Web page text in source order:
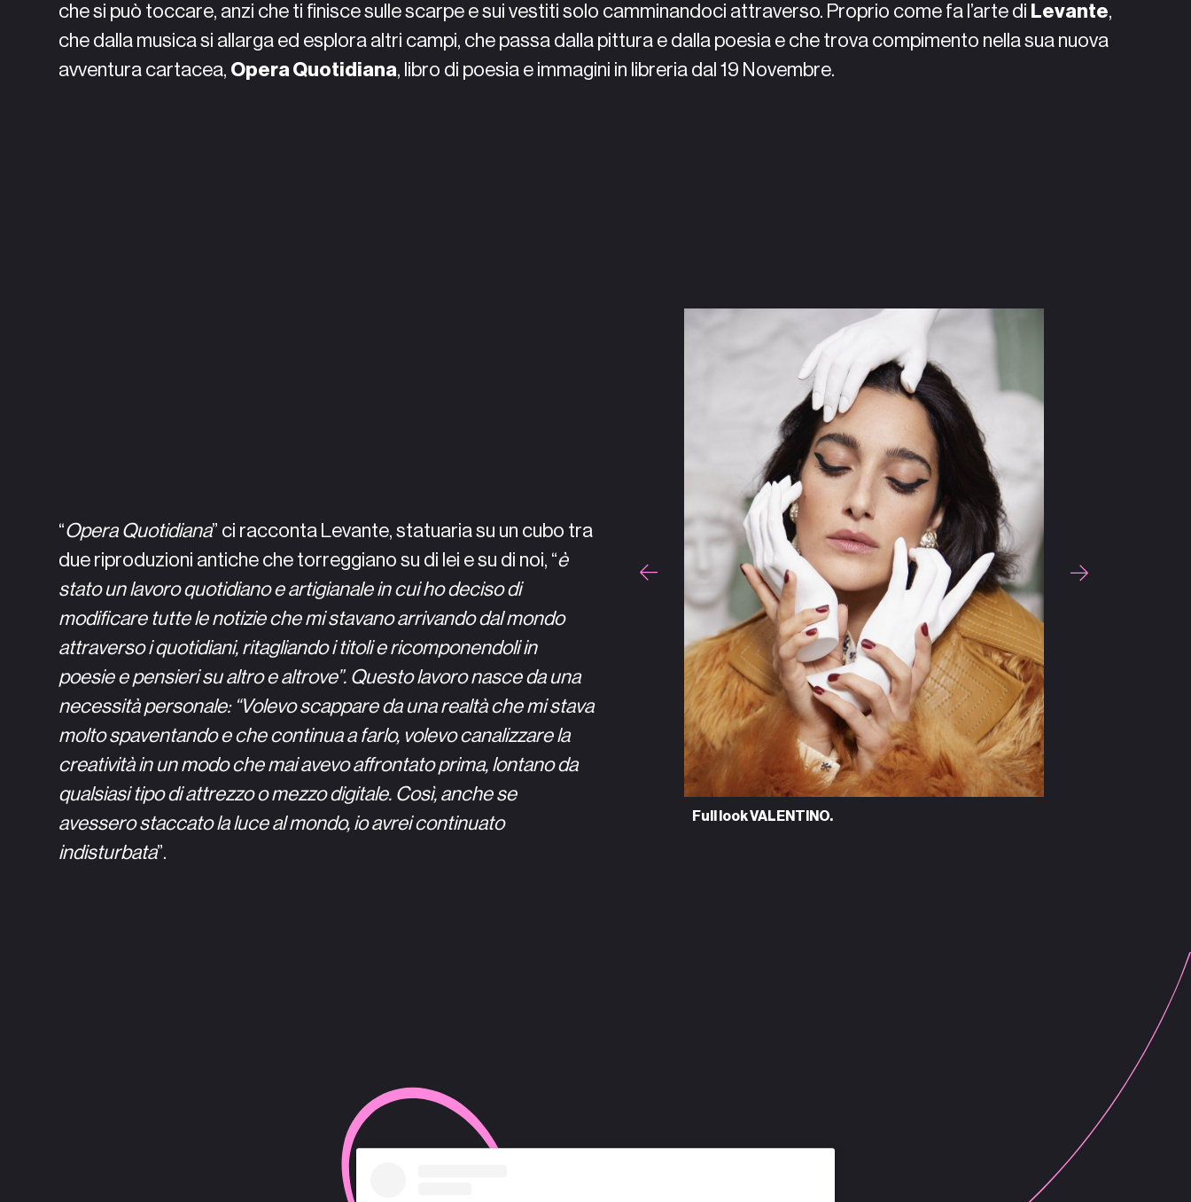
che si può toccare, anzi che ti finisce sulle scarpe e sui vestiti solo camminandoci attraverso. Proprio come fa l’arte di Levante,
che dalla musica si allarga ed esplora altri campi, che passa dalla pittura e dalla poesia e che trova compimento nella sua nuova
avventura cartacea, Opera Quotidiana, libro di poesia e immagini in libreria dal 19 Novembre.
“Opera Quotidiana” ci racconta Levante, statuaria su un cubo tra
due riproduzioni antiche che torreggiano su di lei e su di noi, “è
stato un lavoro quotidiano e artigianale in cui ho deciso di
modificare tutte le notizie che mi stavano arrivando dal mondo
attraverso i quotidiani, ritagliando i titoli e ricomponendoli in
poesie e pensieri su altro e altrove”. Questo lavoro nasce da una
necessità personale: “Volevo scappare da una realtà che mi stava
molto spaventando e che continua a farlo, volevo canalizzare la
creatività in un modo che mai avevo affrontato prima, lontano da
qualsiasi tipo di attrezzo o mezzo digitale. Così, anche se
avessero staccato la luce al mondo, io avrei continuato
indisturbata”.
Full look VALENTINO. Full look FERRAGAMO.